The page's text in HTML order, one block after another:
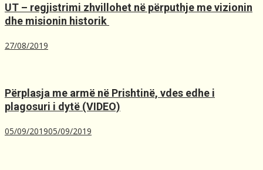
UT – regjistrimi zhvillohet në përputhje me vizionin
dhe misionin historik ️
27/08/2019
Përplasja me armë në Prishtinë, ​vdes edhe i
plagosuri i dytë (VIDEO)
05/09/201905/09/2019